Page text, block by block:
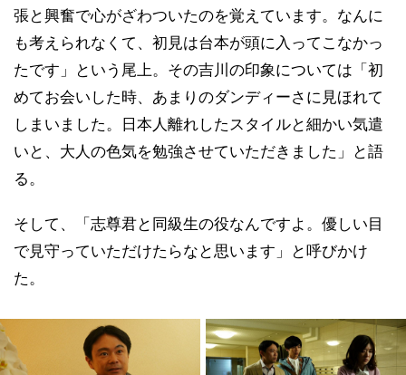
張と興奮で心がざわついたのを覚えています。なんに
も考えられなくて、初見は台本が頭に入ってこなかっ
たです」という尾上。その吉川の印象については「初
めてお会いした時、あまりのダンディーさに見ほれて
しまいました。日本人離れしたスタイルと細かい気遣
いと、大人の色気を勉強させていただきました」と語
る。
そして、「志尊君と同級生の役なんですよ。優しい目
で見守っていただけたらなと思います」と呼びかけ
た。